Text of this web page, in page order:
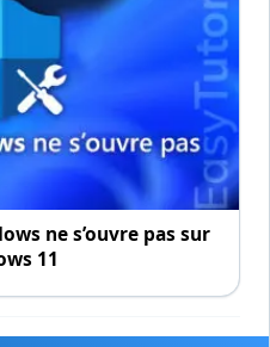
ne s’ouvre pas sur
11